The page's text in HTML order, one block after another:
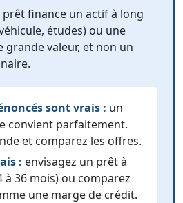
prêt finance un actif à long
études) ou une
grande valeur, et non un
sont vrais : un
convient parfaitement.
et comparez les offres.
: envisagez un prêt à
à 36 mois) ou comparez
une marge de crédit.